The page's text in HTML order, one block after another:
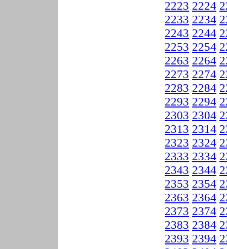
2223 2224
2233 2234
2243 2244
2253 2254
2263 2264
2273 2274
2283 2284
2293 2294
2303 2304
2313 2314
2323 2324
2333 2334
2343 2344
2353 2354
2363 2364
2373 2374
2383 2384
2393 2394